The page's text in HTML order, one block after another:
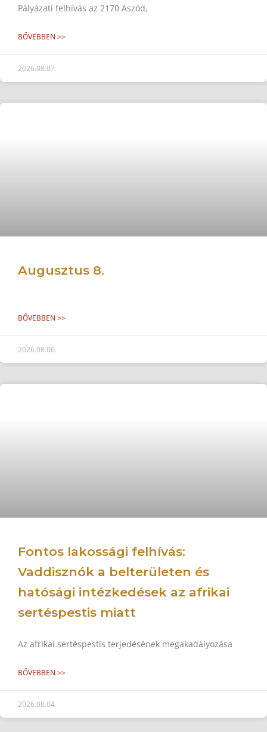
Pályázati felhívás az 2170 Aszód,
BŐVEBBEN >>
2026.08.07.
Augusztus 8.
BŐVEBBEN >>
2026.08.06.
Fontos lakossági felhívás:
Vaddisznók a belterületen és
hatósági intézkedések az afrikai
sertéspestis miatt
Az afrikai sertéspestis terjedésének megakadályozása
BŐVEBBEN >>
2026.08.04.